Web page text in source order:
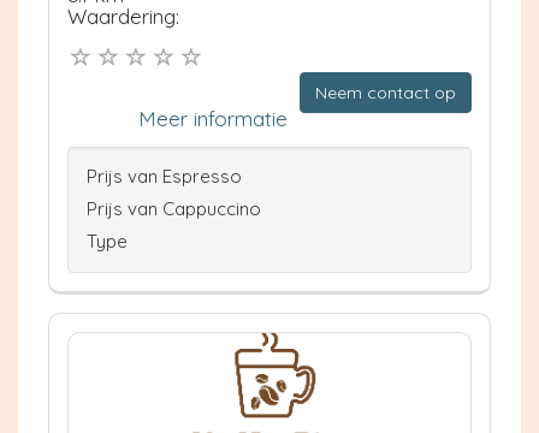
Waardering:
Neem contact op
Meer informatie
Prijs van Espresso
Prijs van Cappuccino
Type